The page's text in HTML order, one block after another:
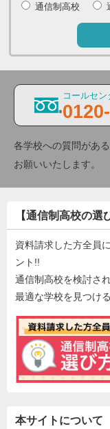
通信制高校
コールセ
各学校への質問があ
お願いいたします。
【通信制高校の選
資料請求した方全員
ント!!
通信制高校を検討さ
最適な学校を見つけ
本サイトについて